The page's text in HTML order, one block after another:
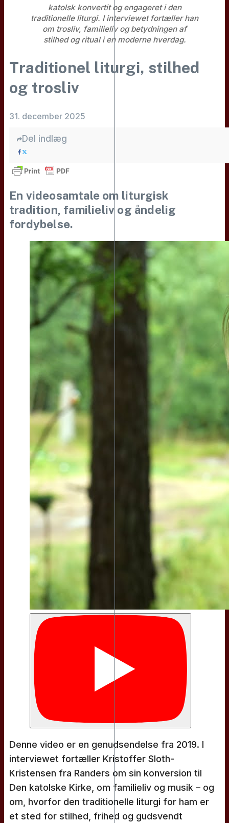
katolsk konvertit og engageret i den
traditionelle liturgi. I interviewet fortæller han
om trosliv, familieliv og betydningen af
stilhed og ritual i en moderne hverdag.
Traditionel liturgi, stilhed
og trosliv
31. december 2025
Del indlæg
En videosamtale om liturgisk
tradition, familieliv og åndelig
fordybelse.
Denne video er en genudsendelse fra 2019. I
interviewet fortæller Kristoffer Sloth-
Kristensen fra Randers om sin konversion til
Den katolske Kirke, om familieliv og musik – og
om, hvorfor den traditionelle liturgi for ham er
et sted for stilhed, frihed og gudsvendt